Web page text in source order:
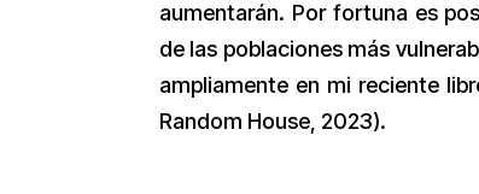
aumentarán. Por fortuna es
de las poblaciones más
ampliamente en mi reciente
Random House, 2023).